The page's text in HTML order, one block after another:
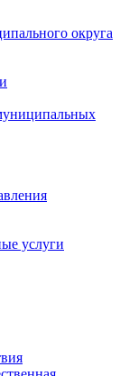
округа
услуги